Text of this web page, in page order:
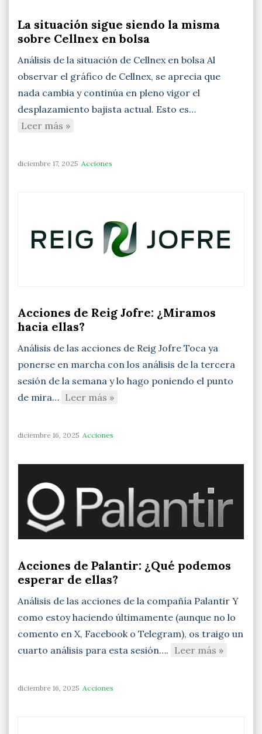
La situación sigue siendo la misma
sobre Cellnex en bolsa
Análisis de la situación de Cellnex en bolsa Al
observar el gráfico de Cellnex, se aprecia que
nada cambia y continúa en pleno vigor el
desplazamiento bajista actual. Esto es…
Leer más »
diciembre 17, 2025 Acciones
Acciones de Reig Jofre: ¿Miramos
hacia ellas?
Análisis de las acciones de Reig Jofre Toca ya
ponerse en marcha con los análisis de la tercera
sesión de la semana y lo hago poniendo el punto
de mira… Leer más »
diciembre 16, 2025 Acciones
Acciones de Palantir: ¿Qué podemos
esperar de ellas?
Análisis de las acciones de la compañía Palantir Y
como estoy haciendo últimamente (aunque no lo
comento en X, Facebook o Telegram), os traigo un
cuarto análisis para esta sesión…. Leer más »
diciembre 16, 2025 Acciones